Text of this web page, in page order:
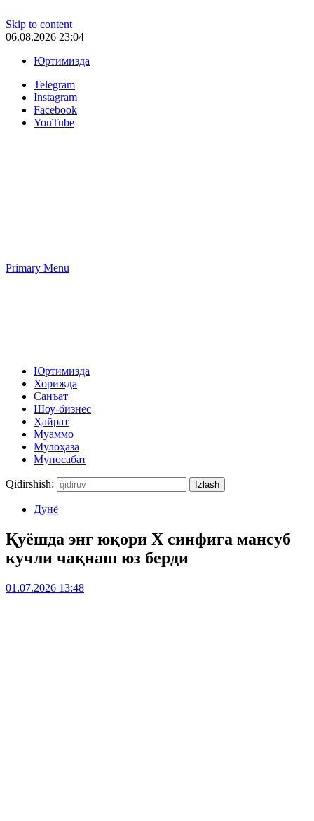
Skip to content
06.08.2026 23:04
Юртимизда
Telegram
Instagram
Facebook
YouTube
Primary Menu
Юртимизда
Хорижда
Санъат
Шоу-бизнес
Ҳайрат
Муаммо
Мулоҳаза
Муносабат
Qidirshish:
Дунё
Қуёшда энг юқори Х синфига мансуб
кучли чақнаш юз берди
01.07.2026 13:48